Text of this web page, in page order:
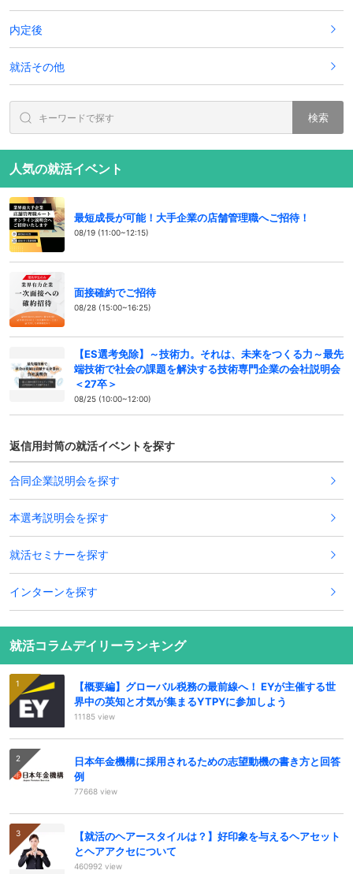
内定後
就活その他
検索
人気の就活イベント
最短成長が可能！大手企業の店舗管理職へご招待！
08/19 (11:00~12:15)
面接確約でご招待
08/28 (15:00~16:25)
【ES選考免除】～技術力。それは、未来をつくる力～最先
端技術で社会の課題を解決する技術専門企業の会社説明会
＜27卒＞
08/25 (10:00~12:00)
返信用封筒の就活イベントを探す
合同企業説明会を探す
本選考説明会を探す
就活セミナーを探す
インターンを探す
就活コラムデイリーランキング
【概要編】グローバル税務の最前線へ！ EYが主催する世
界中の英知と才気が集まるYTPYに参加しよう
11185 view
日本年金機構に採用されるための志望動機の書き方と回答
例
77668 view
【就活のヘアースタイルは？】好印象を与えるヘアセット
とヘアアクセについて
460992 view